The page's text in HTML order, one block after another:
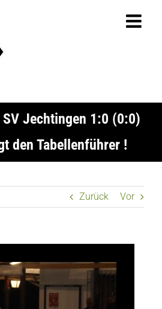
SV Jechtingen 1:0 (0:0)
den Tabellenführer !
Zurück Vor